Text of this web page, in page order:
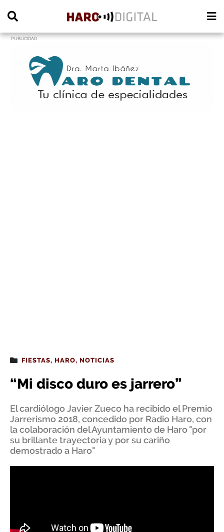
PUBLICIDAD
FIESTAS, HARO, NOTICIAS
“Mi disco duro es jarrero”
El cardiólogo Javier Zueco ha recibido el Premio
Jarrerismo 2018, concedido por Radio Haro, con
la colaboración del Ayuntamiento de Haro "por
su brillante trayectoria y por su cariño
demostrado a Haro"